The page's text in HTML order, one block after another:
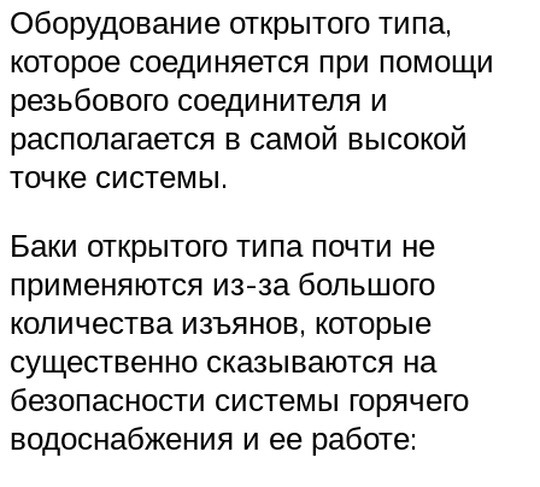
Оборудование открытого типа,
которое соединяется при помощи
резьбового соединителя и
располагается в самой высокой
точке системы.
Баки открытого типа почти не
применяются из-за большого
количества изъянов, которые
существенно сказываются на
безопасности системы горячего
водоснабжения и ее работе: